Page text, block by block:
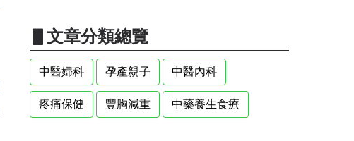
▋文章分類總覽
中醫婦科 孕產親子 中醫內科
疼痛保健 豐胸減重 中藥養生食療